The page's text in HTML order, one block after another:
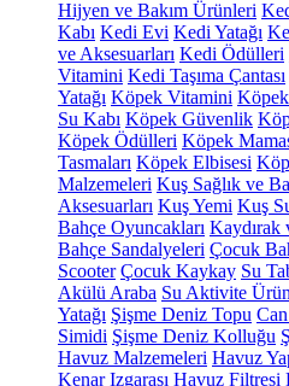
Hijyen ve Bakım Ürünleri
Kabı Kedi Evi Kedi Yatağı
ve Aksesuarları Kedi Ödülleri
Vitamini Kedi Taşıma Çantası
Yatağı Köpek Vitamini
Su Kabı Köpek Güvenlik
Köpek Ödülleri Köpek
Tasmaları Köpek Elbisesi
Malzemeleri Kuş Sağlık ve
Aksesuarları Kuş Yemi Kuş
Bahçe Oyuncakları Kaydırak
Bahçe Sandalyeleri Çocuk
Scooter Çocuk Kaykay Su
Akülü Araba Su Aktivite
Yatağı Şişme Deniz Topu
Simidi Şişme Deniz Kolluğu
Havuz Malzemeleri Havuz
Kenar Izgarası Havuz Filtresi